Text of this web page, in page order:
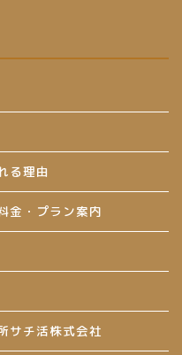
る理由
金・プラン案内
サチ活株式会社